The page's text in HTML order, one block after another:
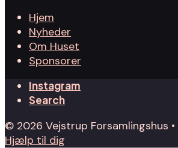
Hjem
Nyheder
Om Huset
Sponsorer
Instagram
Search
© 2026 Vejstrup Forsamlingshus •
Hjælp til dig